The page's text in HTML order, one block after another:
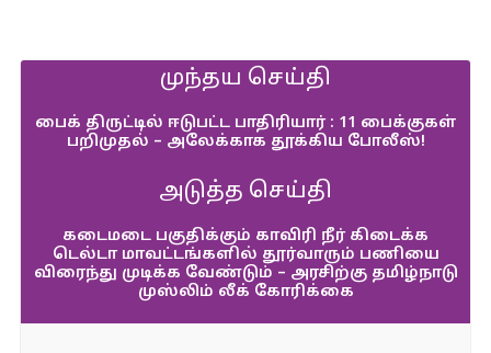
முந்தய செய்தி
பைக் திருட்டில் ஈடுபட்ட பாதிரியார் : 11 பைக்குகள்
பறிமுதல் – அலேக்காக தூக்கிய போலீஸ்!
அடுத்த செய்தி
கடைமடை பகுதிக்கும் காவிரி நீர் கிடைக்க
டெல்டா மாவட்டங்களில் தூர்வாரும் பணியை
விரைந்து முடிக்க வேண்டும் – அரசிற்கு தமிழ்நாடு
முஸ்லிம் லீக் கோரிக்கை